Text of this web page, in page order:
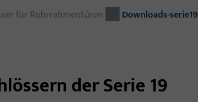
für Rohrrahmentüren Downloads-serie19
der Serie 19